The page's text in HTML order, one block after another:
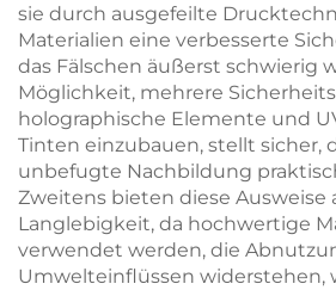
sie durch ausgefeilte
Materialien eine verbesserte
das Fälschen äußerst schwierig
Möglichkeit, mehrere
holographische Elemente und
Tinten einzubauen, stellt sicher,
unbefugte Nachbildung
Zweitens bieten diese
Langlebigkeit, da hochwertige
verwendet werden, die
Umwelteinflüssen widerstehen,